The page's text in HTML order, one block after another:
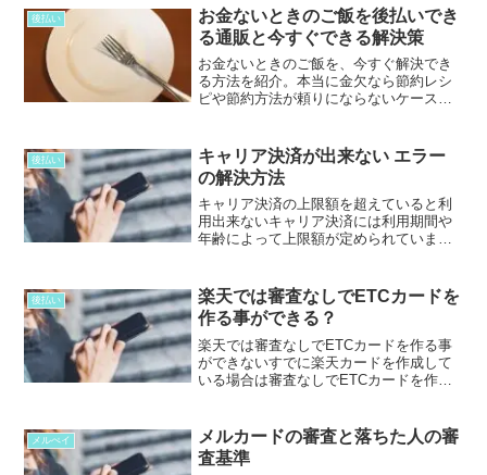
トなど通販や実店舗でお得に後払いでき
ます。エポスカードの特徴...
後払い
お金ないときのご飯を後払いでき
る通販と今すぐできる解決策
お金ないときのご飯を、今すぐ解決でき
る方法を紹介。本当に金欠なら節約レシ
ピや節約方法が頼りにならないケースが
ク！
後払い
キャリア決済が出来ない エラー
の解決方法
キャリア決済の上限額を超えていると利
用出来ないキャリア決済には利用期間や
年齢によって上限額が定められていま
～24ヶ月目：月30,000円25ヶ月目～：
月...
後払い
楽天では審査なしでETCカードを
作る事ができる？
楽天では審査なしでETCカードを作る事
ができないすでに楽天カードを作成して
いる場合は審査なしでETCカードを作る
合は審査なしで追加で申し込む事が可能
です。申し込みは楽...
メルぺイ
メルカードの審査と落ちた人の審
査基準